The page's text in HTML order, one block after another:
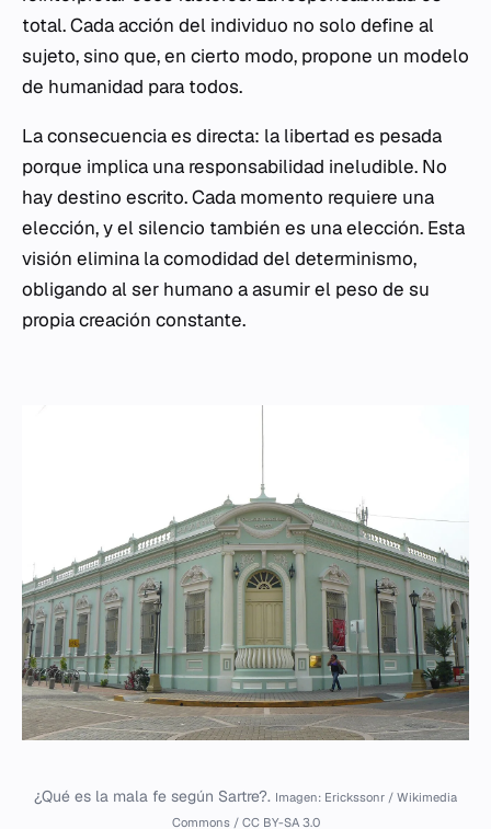
total. Cada acción del individuo no solo define al
sujeto, sino que, en cierto modo, propone un modelo
de humanidad para todos.
La consecuencia es directa: la libertad es pesada
porque implica una responsabilidad ineludible. No
hay destino escrito. Cada momento requiere una
elección, y el silencio también es una elección. Esta
visión elimina la comodidad del determinismo,
obligando al ser humano a asumir el peso de su
propia creación constante.
¿Qué es la mala fe según Sartre?. Imagen: Erickssonr / Wikimedia
Commons / CC BY-SA 3.0